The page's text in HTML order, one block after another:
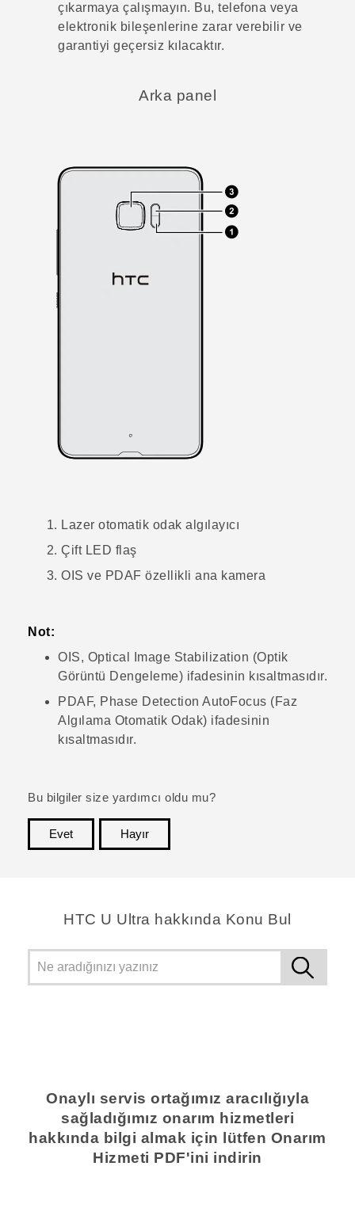
çıkarmaya çalışmayın. Bu, telefona veya
elektronik bileşenlerine zarar verebilir ve
garantiyi geçersiz kılacaktır.
Arka panel
Lazer otomatik odak algılayıcı
Çift LED flaş
OIS ve PDAF özellikli ana kamera
Not:
OIS, Optical Image Stabilization (Optik
Görüntü Dengeleme) ifadesinin kısaltmasıdır.
PDAF, Phase Detection AutoFocus (Faz
Algılama Otomatik Odak) ifadesinin
kısaltmasıdır.
Bu bilgiler size yardımcı oldu mu?
Evet
Hayır
HTC U Ultra hakkında Konu Bul
Onaylı servis ortağımız aracılığıyla
sağladığımız onarım hizmetleri
hakkında bilgi almak için lütfen Onarım
Hizmeti PDF'ini indirin